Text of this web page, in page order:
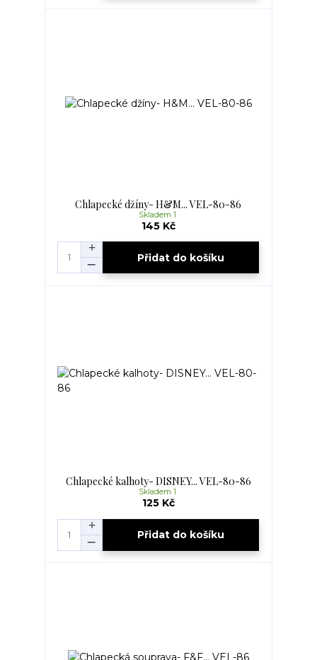
Chlapecké džíny- H&M... VEL-80-86
145 Kč
Skladem 1
Přidat do košíku
Chlapecké kalhoty- DISNEY... VEL-80-86
125 Kč
Skladem 1
Přidat do košíku